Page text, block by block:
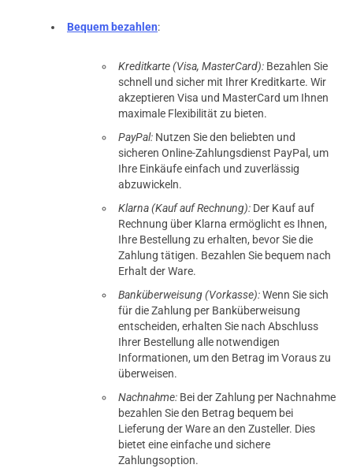
Bequem bezahlen:
Kreditkarte (Visa, MasterCard): Bezahlen Sie
schnell und sicher mit Ihrer Kreditkarte. Wir
akzeptieren Visa und MasterCard um Ihnen
maximale Flexibilität zu bieten.
PayPal: Nutzen Sie den beliebten und
sicheren Online-Zahlungsdienst PayPal, um
Ihre Einkäufe einfach und zuverlässig
abzuwickeln.
Klarna (Kauf auf Rechnung): Der Kauf auf
Rechnung über Klarna ermöglicht es Ihnen,
Ihre Bestellung zu erhalten, bevor Sie die
Zahlung tätigen. Bezahlen Sie bequem nach
Erhalt der Ware.
Banküberweisung (Vorkasse):Wenn Sie sich
für die Zahlung per Banküberweisung
entscheiden, erhalten Sie nach Abschluss
Ihrer Bestellung alle notwendigen
Informationen, um den Betrag im Voraus zu
überweisen.
Nachnahme: Bei der Zahlung per Nachnahme
bezahlen Sie den Betrag bequem bei
Lieferung der Ware an den Zusteller. Dies
bietet eine einfache und sichere
Zahlungsoption.